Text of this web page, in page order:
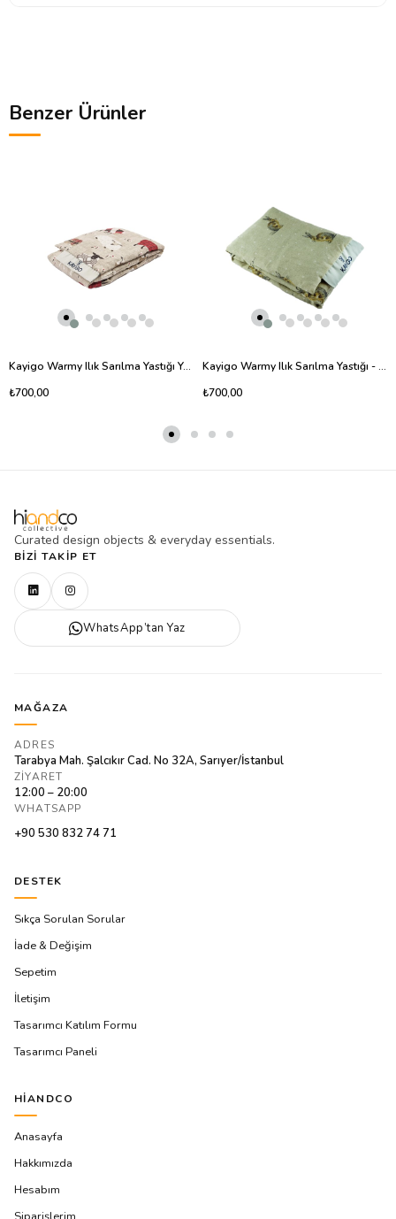
Benzer Ürünler
Kayigo Warmy Ilık Sarılma Yastığı Yeni Kuzu
₺700,00
Kayigo Warmy Ilık Sarılma Yastığı - Tavşan Desenli
₺700,00
Curated design objects & everyday essentials.
BIZI TAKIP ET
WhatsApp’tan Yaz
MAĞAZA
ADRES
Tarabya Mah. Şalcıkır Cad. No 32A, Sarıyer/İstanbul
ZIYARET
12:00 – 20:00
WHATSAPP
+90 530 832 74 71
DESTEK
Sıkça Sorulan Sorular
İade & Değişim
Sepetim
İletişim
Tasarımcı Katılım Formu
Tasarımcı Paneli
HIANDCO
Anasayfa
Hakkımızda
Hesabım